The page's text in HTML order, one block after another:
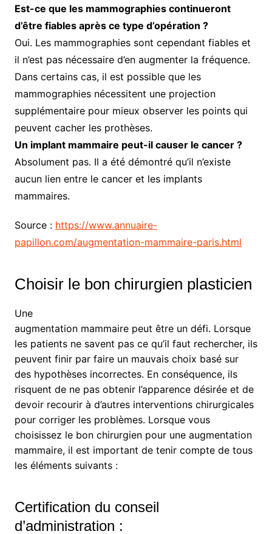
Est-ce que les mammographies continueront
d’être fiables après ce type d’opération ?
Oui. Les mammographies sont cependant fiables et
il n’est pas nécessaire d’en augmenter la fréquence.
Dans certains cas, il est possible que les
mammographies nécessitent une projection
supplémentaire pour mieux observer les points qui
peuvent cacher les prothèses.
Un implant mammaire peut-il causer le cancer ?
Absolument pas. Il a été démontré qu’il n’existe
aucun lien entre le cancer et les implants
mammaires.
Source : https://www.annuaire-
papillon.com/augmentation-mammaire-paris.html
Choisir le bon chirurgien plasticien
Une
augmentation mammaire peut être un défi. Lorsque
les patients ne savent pas ce qu’il faut rechercher, ils
peuvent finir par faire un mauvais choix basé sur
des hypothèses incorrectes. En conséquence, ils
risquent de ne pas obtenir l’apparence désirée et de
devoir recourir à d’autres interventions chirurgicales
pour corriger les problèmes. Lorsque vous
choisissez le bon chirurgien pour une augmentation
mammaire, il est important de tenir compte de tous
les éléments suivants :
Certification du conseil
d’administration :